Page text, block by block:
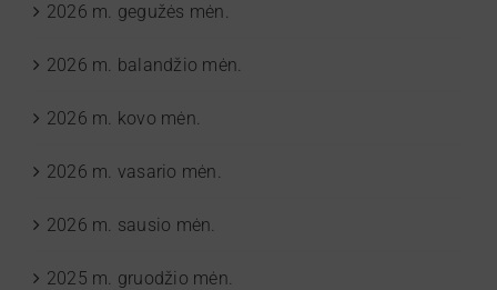
2026 m. gegužės mėn.
2026 m. balandžio mėn.
2026 m. kovo mėn.
2026 m. vasario mėn.
2026 m. sausio mėn.
2025 m. gruodžio mėn.